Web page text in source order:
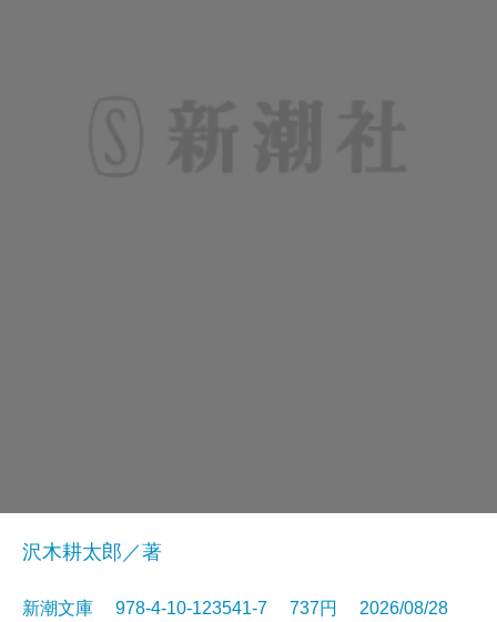
沢木耕太郎／著
新潮文庫 978-4-10-123541-7 737円 2026/08/28